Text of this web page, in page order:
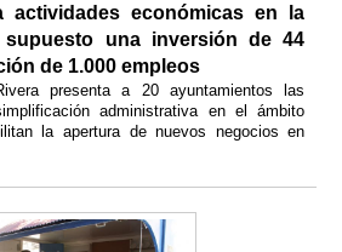
actividades económicas en la
una inversión de 44
de 1.000 empleos
presenta a 20 ayuntamientos las
administrativa en el ámbito
la apertura de nuevos negocios en